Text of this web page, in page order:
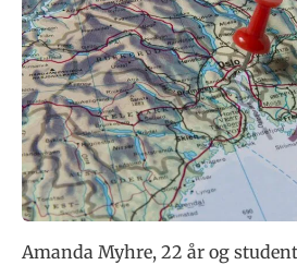
Amanda Myhre, 22 år og